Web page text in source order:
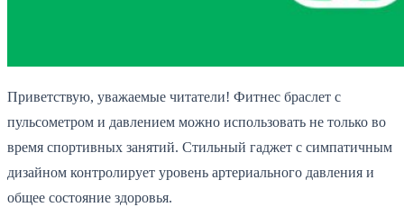
Приветствую, уважаемые читатели! Фитнес браслет с
пульсометром и давлением можно использовать не только во
время спортивных занятий. Стильный гаджет с симпатичным
дизайном контролирует уровень артериального давления и
общее состояние здоровья.